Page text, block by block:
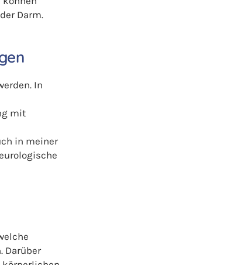
Darm.
In
mit
in meiner
Darüber